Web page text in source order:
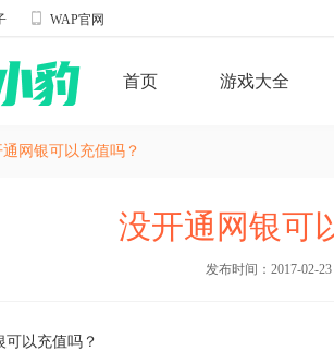
 WAP官网
首页 游戏大全
网银可以充值吗？
没开通网银可
发布时间：2017-02-23
可以充值吗？